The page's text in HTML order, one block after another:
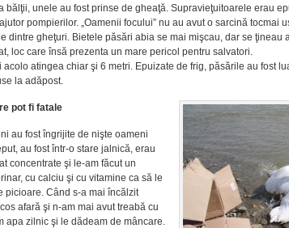
bălţii, unele au fost prinse de gheaţă. Supravieţuitoarele erau
pompierilor. „Oamenii focului” nu au avut o sarcină tocmai
dintre gheţuri. Bietele păsări abia se mai mişcau, dar se ţineau
loc care însă prezenta un mare pericol pentru salvatori.
atingea chiar şi 6 metri. Epuizate de frig, păsările au fost
la adăpost.
pot fi fatale
au fost îngrijite de nişte oameni
au fost într-o stare jalnică, erau
concentrate şi le-am făcut un
cu calciu şi cu vitamine ca să le
picioare. Când s-a mai încălzit
afară şi n-am mai avut treabă cu
apa zilnic şi le dădeam de mâncare.